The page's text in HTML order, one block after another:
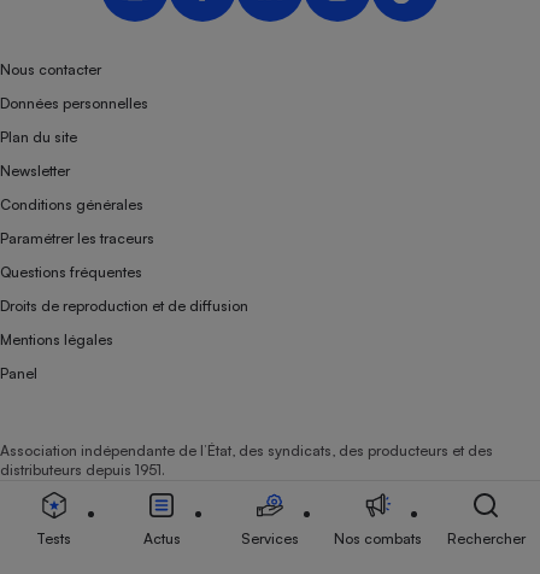
Nous contacter
Données personnelles
Plan du site
Newsletter
Conditions générales
Paramétrer les traceurs
Questions fréquentes
Droits de reproduction et de diffusion
Mentions légales
Panel
Association indépendante de l’État, des syndicats, des producteurs et des
distributeurs depuis 1951.
Tests Actus Services Nos combats Rechercher